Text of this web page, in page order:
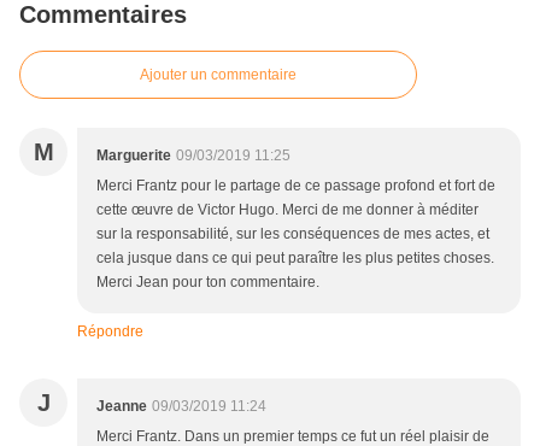
Commentaires
Ajouter un commentaire
M Marguerite 09/03/2019 11:25
Merci Frantz pour le partage de ce passage profond et fort de
cette œuvre de Victor Hugo. Merci de me donner à méditer
sur la responsabilité, sur les conséquences de mes actes, et
cela jusque dans ce qui peut paraître les plus petites choses.
Merci Jean pour ton commentaire.
Répondre
J Jeanne 09/03/2019 11:24
Merci Frantz. Dans un premier temps ce fut un réel plaisir de